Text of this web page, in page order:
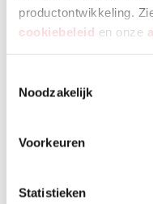
productontwikkeling.
cookiebeleid en onze
Noodzakelijk
Voorkeuren
Statistieken
Heutink Foundation
Werken bij Heutink
Service
Neem contact met ons